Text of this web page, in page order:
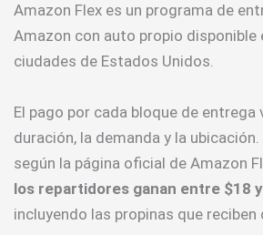
Amazon Flex es un programa de
Amazon con auto propio disponible
ciudades de Estados Unidos.
El pago por cada bloque de entrega
duración, la demanda y la
según la página oficial de Amazon
los repartidores ganan entre $18
incluyendo las propinas que reciben